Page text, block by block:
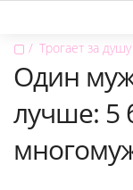
▢ Трогает за душу
Один
лучше: 5